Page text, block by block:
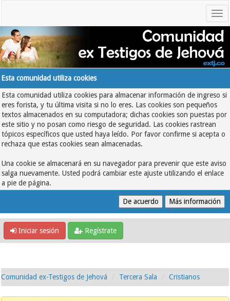
Esta comunidad utiliza cookies
Esta comunidad utiliza cookies para almacenar información de ingreso si
eres forista, y tu última visita si no lo eres. Las cookies son pequeños
textos almacenados en su computadora; dichas cookies son puestas por
este sitio y no posan como riesgo de seguridad. Las cookies rastrean
tópicos específicos que usted haya leído. Por favor confirme si acepta o
rechaza que estas cookies sean almacenadas.
Una cookie se almacenará en su navegador para prevenir que este aviso
salga nuevamente. Usted podrá cambiar este ajuste utilizando el enlace
a pie de página.
Iniciar sesión Regístrate
Comunidad ex-Testigos de Jehová Tercera Sala Cristianos